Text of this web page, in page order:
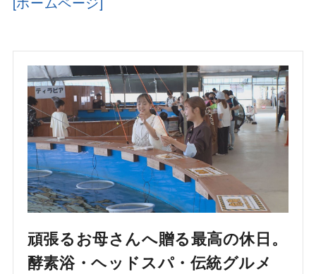
頑張るお母さんへ贈る最高の休日。
酵素浴・ヘッドスパ・伝統グルメ